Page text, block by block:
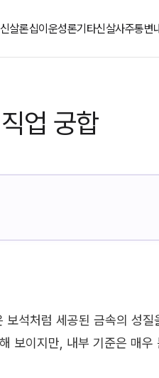
살론십이운성론기타신살사주통변
업 궁합
석처럼 세공된 금속의 성질
보이지만, 내부 기준은 매우